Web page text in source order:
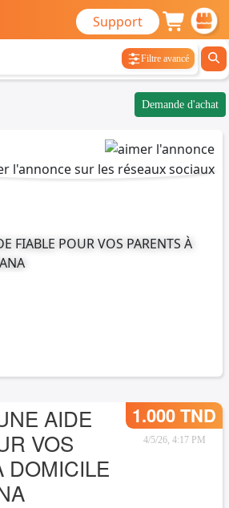
Support
Filtre avancé
Demande d'achat
AIDE
VOS
DOMICILE
1.000 TND
4/5/26, 4:17 PM